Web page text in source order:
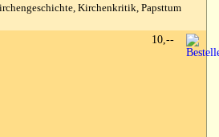
Kirchenkritik, Papsttum
10,--